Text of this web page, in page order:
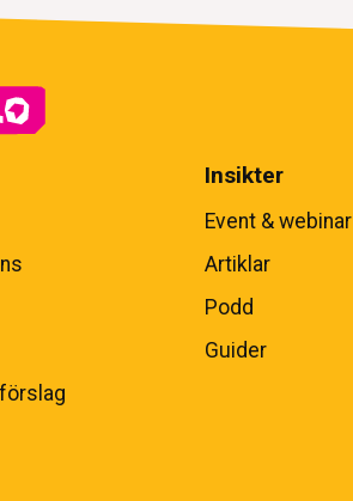
Insikter
Event & webinar
Artiklar
Podd
Guider